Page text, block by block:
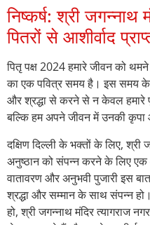
निष्कर्ष: श्री जगन्नाथ
पितरों से आशीर्वाद
पितृ पक्ष 2024 हमारे जीवन को
का एक पवित्र समय है। इस समय के
और श्रद्धा से करने से न केवल हमारे
बल्कि हम अपने जीवन में उनकी कृपा
दक्षिण दिल्ली के भक्तों के लिए, श्री
अनुष्ठान को संपन्न करने के लिए एक
वातावरण और अनुभवी पुजारी इस
श्रद्धा और सम्मान के साथ संपन्न हो।
हो, श्री जगन्नाथ मंदिर त्यागराज